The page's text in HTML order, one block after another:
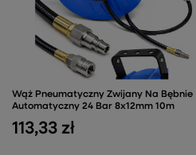
Wąż Pneumatyczny Zwijany Na Bębnie
Automatyczny 24 Bar 8x12mm 10m
113,33 zł